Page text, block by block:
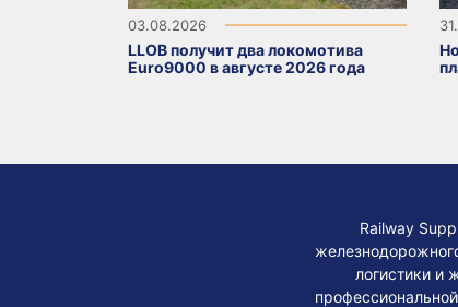
03.08.2026
LLOB получит два локомотива
Euro9000 в августе 2026 года
Railway
логистики и